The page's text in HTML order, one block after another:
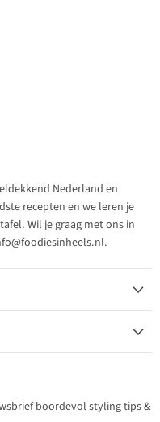
Nederland en
recepten en we leren je
Wil je graag met ons in
boordevol styling tips &